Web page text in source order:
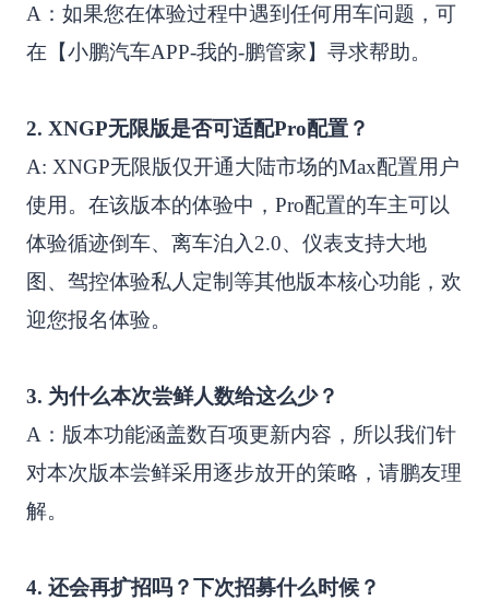
A：如果您在体验过程中遇到任何用车问题，可
在【小鹏汽车APP-我的-鹏管家】寻求帮助。
2. XNGP无限版是否可适配Pro配置？
A: XNGP无限版仅开通大陆市场的Max配置用户
使用。在该版本的体验中，Pro配置的车主可以
体验循迹倒车、离车泊入2.0、仪表支持大地
图、驾控体验私人定制等其他版本核心功能，欢
迎您报名体验。
3. 为什么本次尝鲜人数给这么少？
A：版本功能涵盖数百项更新内容，所以我们针
对本次版本尝鲜采用逐步放开的策略，请鹏友理
解。
4. 还会再扩招吗？下次招募什么时候？